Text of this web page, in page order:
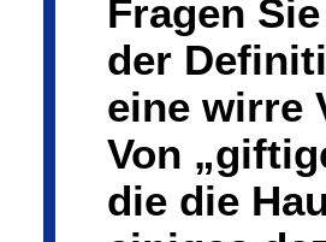
Fragen
der
eine wirre
Von
die die